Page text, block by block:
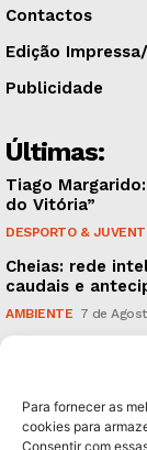
Para fornecer as
cookies para
Consentir com
Contactos
Edição
Publicidade
Últimas:
Tiago
do Vitória”
DESPORTO &
Cheias: rede
caudais e
AMBIENTE 7 de